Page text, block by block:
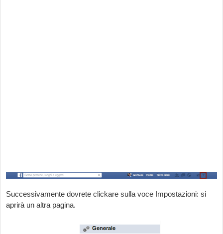
Successivamente dovrete clickare sulla voce Impostazioni: si
aprirà un altra pagina.